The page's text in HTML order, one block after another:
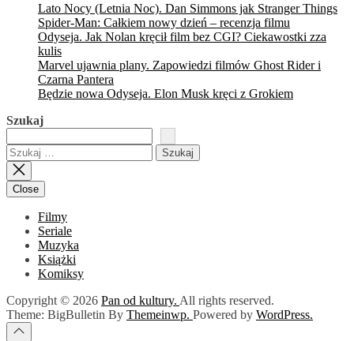
Lato Nocy (Letnia Noc). Dan Simmons jak Stranger Things
Spider-Man: Całkiem nowy dzień – recenzja filmu
Odyseja. Jak Nolan kręcił film bez CGI? Ciekawostki zza
kulis
Marvel ujawnia plany. Zapowiedzi filmów Ghost Rider i
Czarna Pantera
Będzie nowa Odyseja. Elon Musk kręci z Grokiem
Szukaj
Szukaj:
Close
Filmy
Seriale
Muzyka
Książki
Komiksy
Copyright © 2026 Pan od kultury. All rights reserved.
Theme: BigBulletin By Themeinwp. Powered by WordPress.